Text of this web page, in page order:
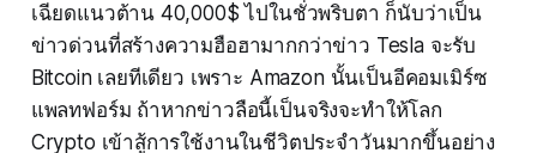
เฉียดแนวต้าน 40,000$ ไปในชั่วพริบตา ก็นับว่าเป็น
ข่าวด่วนที่สร้างความฮือฮามากกว่าข่าว Tesla จะรับ
Bitcoin เลยทีเดียว เพราะ Amazon นั้นเป็นอีคอมเมิร์ซ
แพลทฟอร์ม ถ้าหากข่าวลือนี้เป็นจริงจะทำให้โลก
Crypto เข้าสู้การใช้งานในชีวิตประจำวันมากขึ้นอย่าง